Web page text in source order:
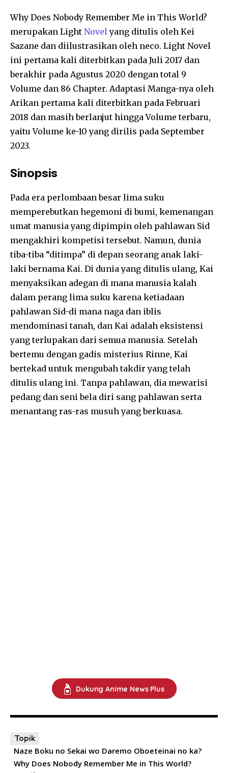
Why Does Nobody Remember Me in This World?
merupakan Light Novelyang ditulis oleh Kei
Sazane dan diilustrasikan oleh neco. Light Novel
ini pertama kali diterbitkan pada Juli 2017 dan
berakhir pada Agustus 2020 dengan total 9
Volume dan 86 Chapter. Adaptasi Manga-nya oleh
Arikan pertama kali diterbitkan pada Februari
2018 dan masih berlanjut hingga Volume terbaru,
yaitu Volume ke-10 yang dirilis pada September
2023.
Sinopsis
Pada era perlombaan besar lima suku
memperebutkan hegemoni di bumi, kemenangan
umat manusia yang dipimpin oleh pahlawan Sid
mengakhiri kompetisi tersebut. Namun, dunia
tiba-tiba “ditimpa” di depan seorang anak laki-
laki bernama Kai. Di dunia yang ditulis ulang, Kai
menyaksikan adegan di mana manusia kalah
dalam perang lima suku karena ketiadaan
pahlawan Sid-di mana naga dan iblis
mendominasi tanah, dan Kai adalah eksistensi
yang terlupakan dari semua manusia. Setelah
bertemu dengan gadis misterius Rinne, Kai
bertekad untuk mengubah takdir yang telah
ditulis ulang ini. Tanpa pahlawan, dia mewarisi
pedang dan seni bela diri sang pahlawan serta
menantang ras-ras musuh yang berkuasa.
Dukung Anime News Plus
Topik
Naze Boku no Sekai wo Daremo Oboeteinai no ka?
Why Does Nobody Remember Me in This World?